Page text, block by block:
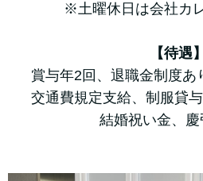
※土曜休日は会社カ
【待遇】
賞与年2回、退職金制度あ
交通費規定支給、制服貸
結婚祝い金、